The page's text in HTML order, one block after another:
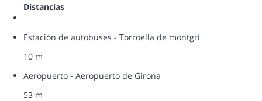
Distancias
Estación de autobuses - Torroella de montgrí
10 m
Aeropuerto - Aeropuerto de Girona
53 m